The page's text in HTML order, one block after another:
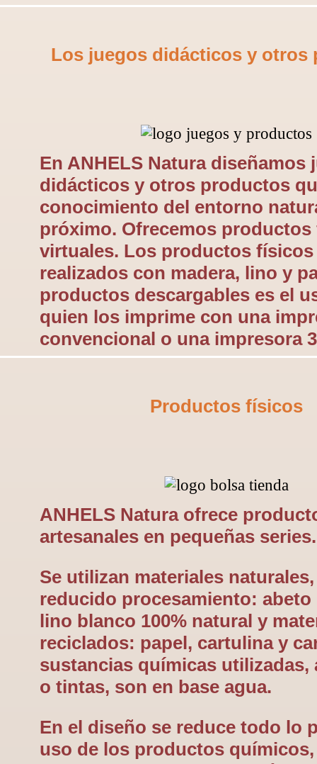
Los juegos didácticos y otros
En ANHELS Natura diseñamos
didácticos y otros productos
conocimiento del entorno
próximo. Ofrecemos
virtuales. Los productos físicos
realizados con madera, lino y
productos descargables es el
quien los imprime con una
convencional o una impresora
Productos físicos
ANHELS Natura ofrece
artesanales en pequeñas series.
Se utilizan materiales
reducido procesamiento: abeto
lino blanco 100% natural y
reciclados: papel, cartulina y
sustancias químicas utilizadas,
o tintas, son en base agua.
En el diseño se reduce todo lo
uso de los productos químicos,